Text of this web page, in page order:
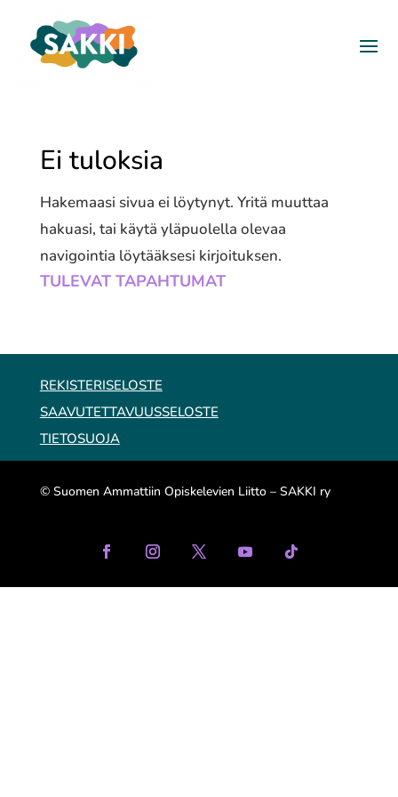
Ei tuloksia
Hakemaasi sivua ei löytynyt. Yritä muuttaa
hakuasi, tai käytä yläpuolella olevaa
navigointia löytääksesi kirjoituksen.
TULEVAT TAPAHTUMAT
REKISTERISELOSTE
SAAVUTETTAVUUSSELOSTE
TIETOSUOJA
© Suomen Ammattiin Opiskelevien Liitto – SAKKI ry